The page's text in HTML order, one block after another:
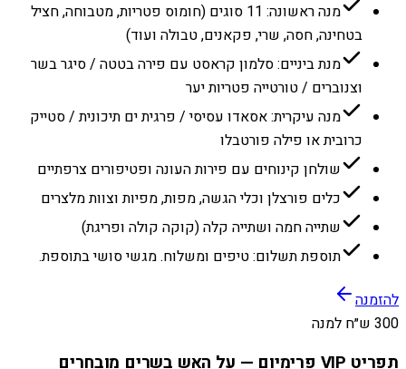
מנה ראשונה: 11 סוגים (חומוס פטריות, מטבוחה, חציל
בטחינה, חסה, שרי, פקאנים, טבולה ועוד)
מנת ביניים: סלמון קראסט עם פירה בטטה / סיגר בשר
וצנוברים / טורטייה פטריות יער
מנה עיקרית: אסאדו עסיסי / פרגית ים תיכונית / סטייק
כרובית או פילה פורטבלו
שולחן קינוחים עם פירות העונה ופטיפורים צרפתיים
כלים פורצלן וכלי הגשה, מפות, מפיות וצוות מלצרים
שתייה חמה ושתייה קלה (קוקה קולה ופריגת)
תוספת תשלום: טיפים ומשלוח. מגשי סושי בתוספת.
להזמנה
300 ש״ח למנה
תפריט VIP פרימיום — על האש בשרים מובחרים